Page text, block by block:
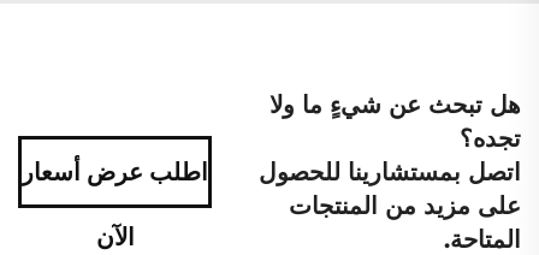
هل تبحث عن شيءٍ ما ولا
تجده؟
اتصل بمستشارينا للحصول
على مزيد من المنتجات
المتاحة.
اطلب عرض أسعار
الآن